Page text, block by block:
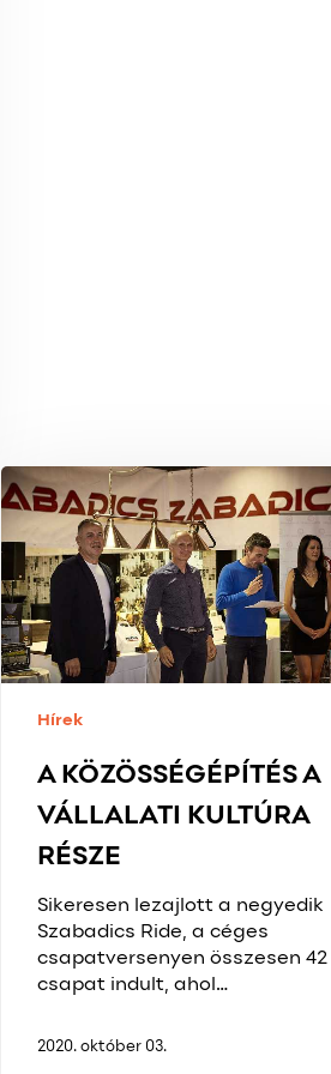
KÖZÖSSÉGÉPÍTÉS
VÁLLALATI
KULTÚRA
RÉSZE
Hírek
A KÖZÖSSÉGÉPÍTÉS A
VÁLLALATI KULTÚRA
RÉSZE
Sikeresen lezajlott a negyedik
Szabadics Ride, a céges
csapatversenyen összesen
csapat indult, ahol…
2020. október 03.